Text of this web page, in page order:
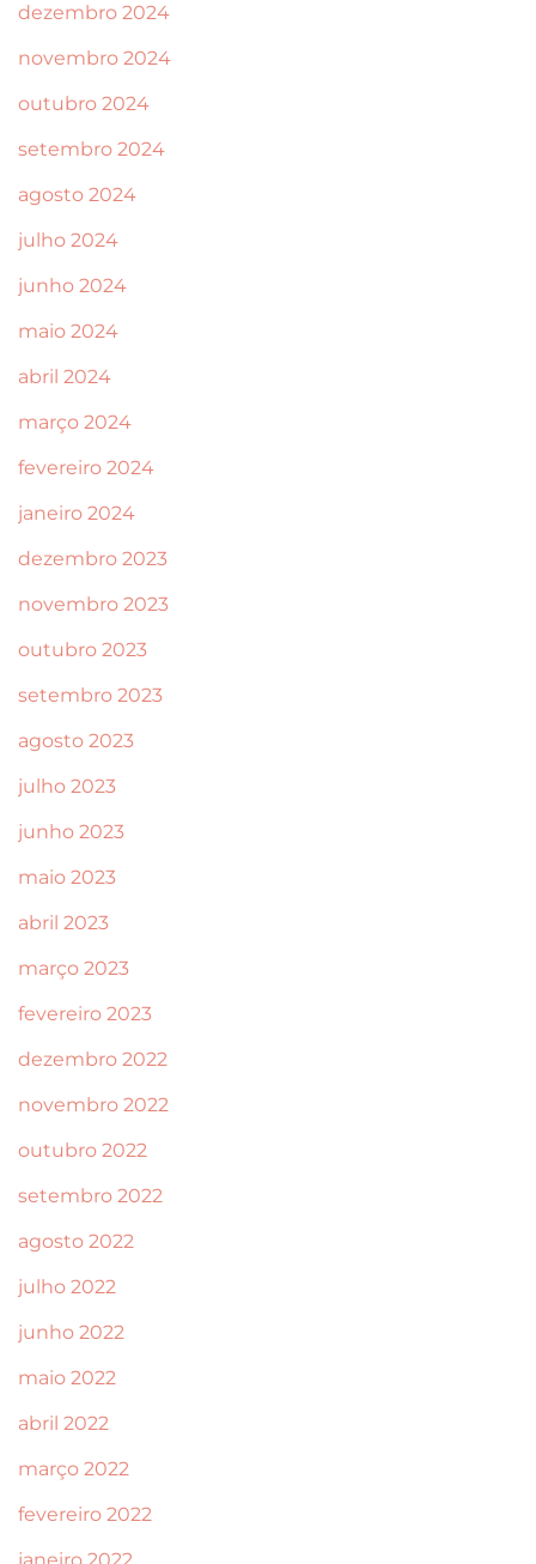
dezembro 2024
novembro 2024
outubro 2024
setembro 2024
agosto 2024
julho 2024
junho 2024
maio 2024
abril 2024
março 2024
fevereiro 2024
janeiro 2024
dezembro 2023
novembro 2023
outubro 2023
setembro 2023
agosto 2023
julho 2023
junho 2023
maio 2023
abril 2023
março 2023
fevereiro 2023
dezembro 2022
novembro 2022
outubro 2022
setembro 2022
agosto 2022
julho 2022
junho 2022
maio 2022
abril 2022
março 2022
fevereiro 2022